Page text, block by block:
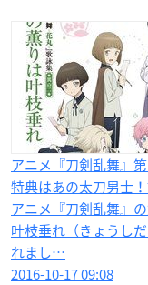
アニメ『刀剣乱舞』
特典はあの太刀男士
アニメ『刀剣乱舞』
叶枝垂れ（きょうし
れまし…
2016-10-17 09:08